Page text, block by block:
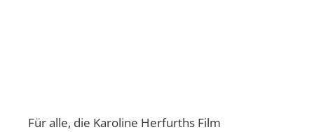
Für alle, die Karoline Herfurths Film